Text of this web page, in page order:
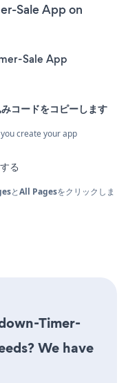
Sale App on
Sale App
ードをコピーします
create your app
る
とAll Pagesをクリックしま
Timer-
We have